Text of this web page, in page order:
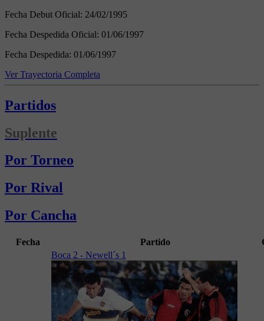
Fecha Debut Oficial: 24/02/1995
Fecha Despedida Oficial: 01/06/1997
Fecha Despedida: 01/06/1997
Ver Trayectoria Completa
Partidos
Suplente
Por Torneo
Por Rival
Por Cancha
Fecha Partido
Boca 2 - Newell´s 1